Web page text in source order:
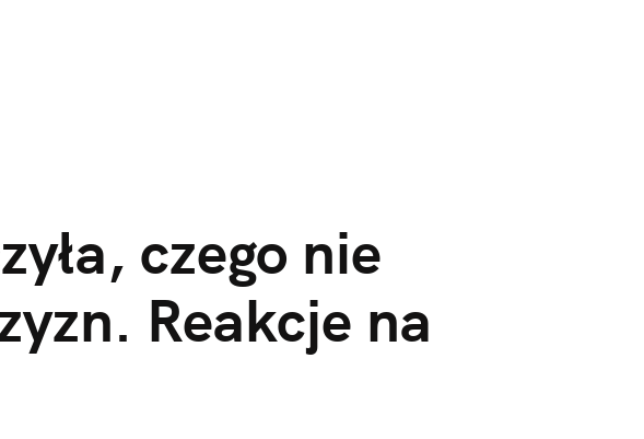
czego nie
Reakcje na